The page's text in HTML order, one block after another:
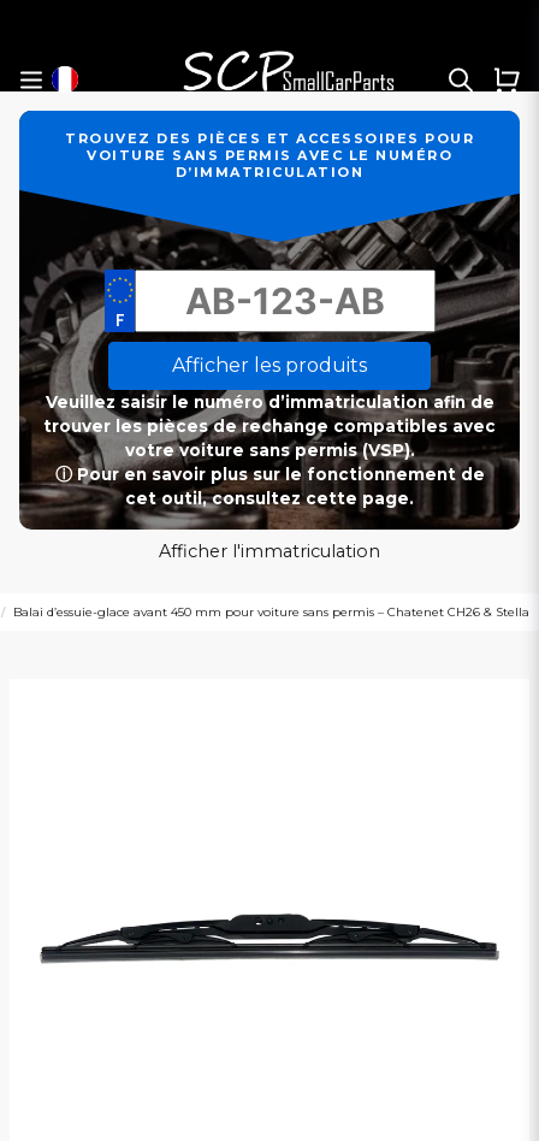
TROUVEZ DES PIÈCES ET ACCESSOIRES POUR
VOITURE SANS PERMIS AVEC LE NUMÉRO
D’IMMATRICULATION
Afficher les produits
Veuillez saisir le numéro d’immatriculation afin de
trouver les pièces de rechange compatibles avec
votre voiture sans permis (VSP).
ⓘ Pour en savoir plus sur le fonctionnement de
cet outil, consultez cette page.
Afficher l'immatriculation
Balai d’essuie-glace avant 450 mm pour voiture sans permis – Chatenet CH26 & Stella